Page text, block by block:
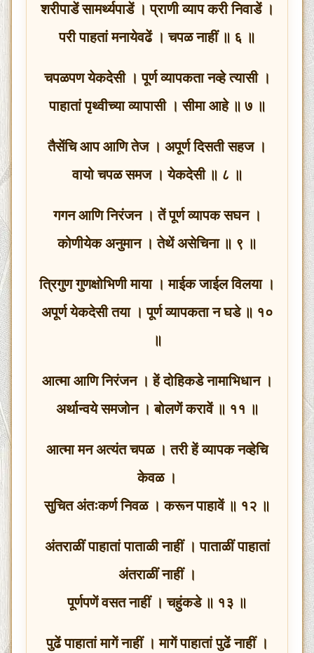
शरीपाडें सामर्थ्यपाडें । प्राणी व्याप करी निवाडें ।
परी पाहतां मनायेवढें । चपळ नाहीं ॥ ६ ॥
चपळपण येकदेसी । पूर्ण व्यापकता नव्हे त्यासी ।
पाहातां पृथ्वीच्या व्यापासी । सीमा आहे ॥ ७ ॥
तैसेंचि आप आणि तेज । अपूर्ण दिसती सहज ।
वायो चपळ समज । येकदेसी ॥ ८ ॥
गगन आणि निरंजन । तें पूर्ण व्यापक सघन ।
कोणीयेक अनुमान । तेथें असेचिना ॥ ९ ॥
त्रिगुण गुणक्षोभिणी माया । माईक जाईल विलया ।
अपूर्ण येकदेसी तया । पूर्ण व्यापकता न घडे ॥ १०
॥
आत्मा आणि निरंजन । हें दोहिकडे नामाभिधान ।
अर्थान्वये समजोन । बोलणें करावें ॥ ११ ॥
आत्मा मन अत्यंत चपळ । तरी हें व्यापक नव्हेचि
केवळ ।
सुचित अंतःकर्ण निवळ । करून पाहावें ॥ १२ ॥
अंतराळीं पाहातां पाताळी नाहीं । पाताळीं पाहातां
अंतराळीं नाहीं ।
पूर्णपणें वसत नाहीं । चहुंकडे ॥ १३ ॥
पुढें पाहातां मागें नाहीं । मागें पाहातां पुढें नाहीं ।